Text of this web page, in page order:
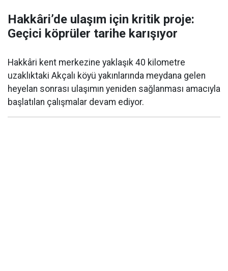
Hakkâri’de ulaşım için kritik proje:
Geçici köprüler tarihe karışıyor
Hakkâri kent merkezine yaklaşık 40 kilometre
uzaklıktaki Akçalı köyü yakınlarında meydana gelen
heyelan sonrası ulaşımın yeniden sağlanması amacıyla
başlatılan çalışmalar devam ediyor.